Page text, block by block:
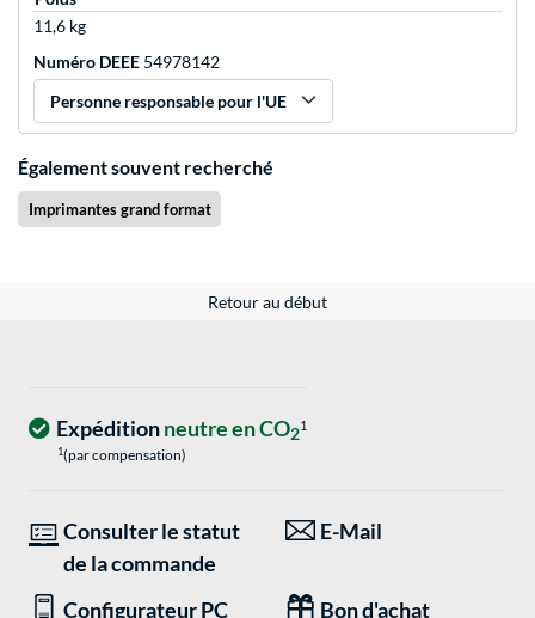
11,6 kg
Numéro DEEE 54978142
Personne responsable pour l'UE
Également souvent recherché
Imprimantes grand format
Retour au début
Expéditionneutre en CO21
1(par compensation)
Consulter le statut
de la commande
E-Mail
Configurateur PC Bon d'achat